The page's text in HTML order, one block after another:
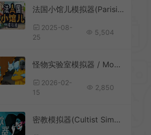
法国小馆儿模拟器(Parisian Brasserie Simulator)餐馆模拟游戏|下载
2025-08-
25
5,504
怪物实验室模拟器 / Monster Lab Simulator 怪物收集游戏
2026-02-
15
2,850
密教模拟器(Cultist Simulator)叙事卡牌游戏|下载